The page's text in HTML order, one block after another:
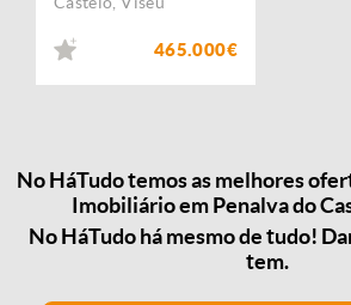
465.000€
No HáTudo temos as melhores
Imobiliário em Penalva do
No HáTudo há mesmo de tudo!
tem.